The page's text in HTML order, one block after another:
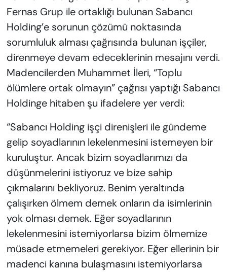
Fernas Grup ile ortaklığı bulunan Sabancı
Holding’e sorunun çözümü noktasında
sorumluluk alması çağrısında bulunan işçiler,
direnmeye devam edeceklerinin mesajını verdi.
Madencilerden Muhammet İleri, “Toplu
ölümlere ortak olmayın” çağrısı yaptığı Sabancı
Holdinge hitaben şu ifadelere yer verdi:
“Sabancı Holding işçi direnişleri ile gündeme
gelip soyadlarının lekelenmesini istemeyen bir
kuruluştur. Ancak bizim soyadlarımızı da
düşünmelerini istiyoruz ve bize sahip
çıkmalarını bekliyoruz. Benim yeraltında
çalışırken ölmem demek onların da isimlerinin
yok olması demek. Eğer soyadlarının
lekelenmesini istemiyorlarsa bizim ölmemize
müsade etmemeleri gerekiyor. Eğer ellerinin bir
madenci kanına bulaşmasını istemiyorlarsa